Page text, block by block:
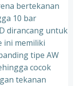
bertekanan
10 bar
dirancang untuk
ini memiliki
tipe AW
cocok
tekanan